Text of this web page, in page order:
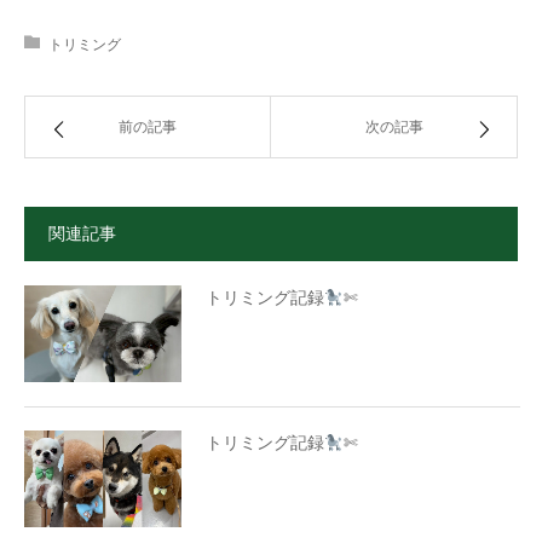
トリミング
前の記事 次の記事
関連記事
トリミング記録 ✄
トリミング記録 ✄